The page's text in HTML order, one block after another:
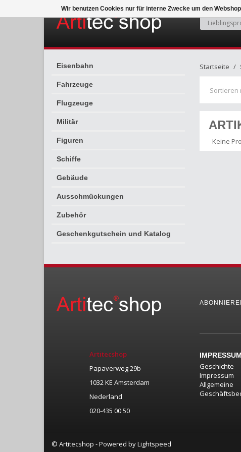
Eisenbahn
Fahrzeuge
Flugzeuge
Militär
Figuren
Schiffe
Gebäude
Ausschmückungen
Zubehör
Geschenkgutschein und Katalog
Startseite
Sortieren
Keine
Artitecshop
Papaverweg 29b
1032 KE Amsterdam
Nederland
020-435 00 50
IMPRESSUM
Geschichte
Impressum
Allgemeine
© Artitecshop - Powered byLightspeed
Wir benutzen Cookies nur für interne Zwecke um den